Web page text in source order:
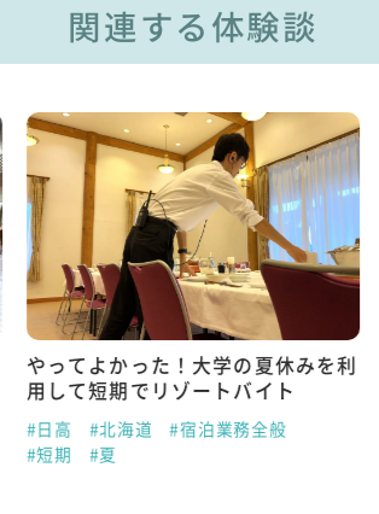
関連する体験談
やってよかった！大学の夏休みを利
用して短期でリゾートバイト
#日高 #北海道
#宿泊業務全般
#短期
#夏